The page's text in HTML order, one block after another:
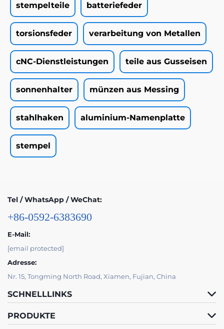
stempelteile batteriefeder
torsionsfeder verarbeitung von Metallen
cNC-Dienstleistungen teile aus Gusseisen
sonnenhalter münzen aus Messing
stahlhaken aluminium-Namenplatte
stempel
Tel / WhatsApp / WeChat:
+86-0592-6383690
E-Mail:
[email protected]
Adresse:
Nr. 15, Tongming North Road, Xiamen, Fujian, China
SCHNELLLINKS
PRODUKTE